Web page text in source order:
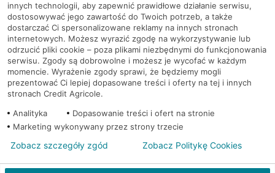
RODO
Regulamin serwisu
Mapa serwisu
PolitykaCookies
© 2026 Credit Agricole Bank Polska S.A. Wszelkie prawa zastrzeżone
innych technologii, aby zapewnić prawidłowe działanie serwisu,
dostosowywać jego zawartość do Twoich potrzeb, a także
dostarczać Ci spersonalizowane reklamy na innych stronach
internetowych. Możesz wyrazić zgodę na wykorzystywanie lub
odrzucić pliki cookie – poza plikami niezbędnymi do funkcjonowania
serwisu. Zgody są dobrowolne i możesz je wycofać w każdym
momencie. Wyrażenie zgody sprawi, że będziemy mogli
prezentować Ci lepiej dopasowane treści i oferty na tej i innych
stronach Credit Agricole.
Analityka
Dopasowanie treści i ofert na stronie
Marketing wykonywany przez strony trzecie
Zobacz szczegóły zgód Zobacz Politykę Cookies